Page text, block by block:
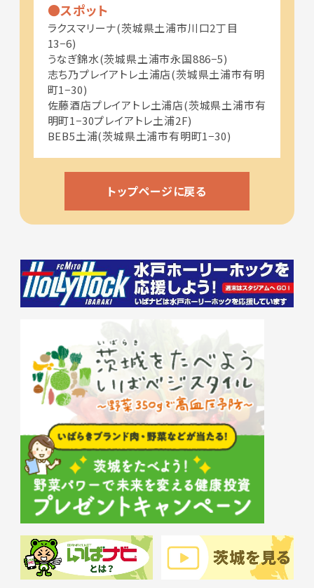
スポット
ラクスマリーナ(茨城県土浦市川口2丁目
13−6)
うなぎ錦水(茨城県土浦市永国886−5)
志ち乃プレイアトレ土浦店(茨城県土浦市有明
町1−30)
佐藤酒店プレイアトレ土浦店(茨城県土浦市有
明町1−30プレイアトレ土浦2F)
BEB5土浦(茨城県土浦市有明町1−30)
トップページに戻る